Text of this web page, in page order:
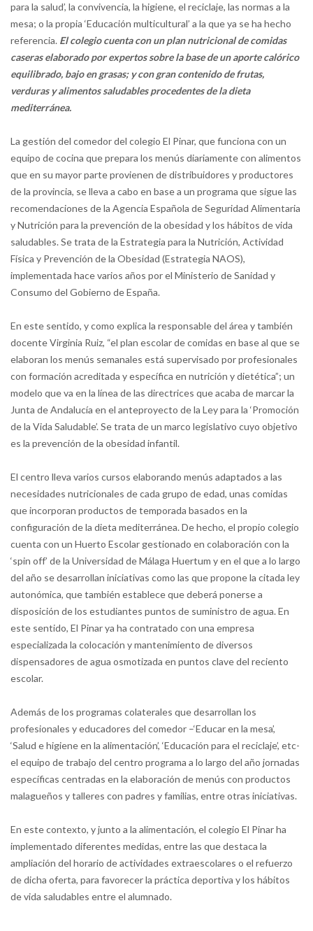
para la salud’, la convivencia, la higiene, el reciclaje, las normas a la
mesa; o la propia ‘Educación multicultural’ a la que ya se ha hecho
referencia. El colegio cuenta con un plan nutricional de comidas
caseras elaborado por expertos sobre la base de un aporte calórico
equilibrado, bajo en grasas; y con gran contenido de frutas,
verduras y alimentos saludables procedentes de la dieta
mediterránea.
La gestión del comedor del colegio El Pinar, que funciona con un
equipo de cocina que prepara los menús diariamente con alimentos
que en su mayor parte provienen de distribuidores y productores
de la provincia, se lleva a cabo en base a un programa que sigue las
recomendaciones de la Agencia Española de Seguridad Alimentaria
y Nutrición para la prevención de la obesidad y los hábitos de vida
saludables. Se trata de la Estrategia para la Nutrición, Actividad
Física y Prevención de la Obesidad (Estrategia NAOS),
implementada hace varios años por el Ministerio de Sanidad y
Consumo del Gobierno de España.
En este sentido, y como explica la responsable del área y también
docente Virginia Ruiz, “el plan escolar de comidas en base al que se
elaboran los menús semanales está supervisado por profesionales
con formación acreditada y específica en nutrición y dietética”; un
modelo que va en la línea de las directrices que acaba de marcar la
Junta de Andalucía en el anteproyecto de la Ley para la ‘Promoción
de la Vida Saludable’. Se trata de un marco legislativo cuyo objetivo
es la prevención de la obesidad infantil.
El centro lleva varios cursos elaborando menús adaptados a las
necesidades nutricionales de cada grupo de edad, unas comidas
que incorporan productos de temporada basados en la
configuración de la dieta mediterránea. De hecho, el propio colegio
cuenta con un Huerto Escolar gestionado en colaboración con la
‘spin off’ de la Universidad de Málaga Huertum y en el que a lo largo
del año se desarrollan iniciativas como las que propone la citada ley
autonómica, que también establece que deberá ponerse a
disposición de los estudiantes puntos de suministro de agua. En
este sentido, El Pinar ya ha contratado con una empresa
especializada la colocación y mantenimiento de diversos
dispensadores de agua osmotizada en puntos clave del reciento
escolar.
Además de los programas colaterales que desarrollan los
profesionales y educadores del comedor –‘Educar en la mesa’,
‘Salud e higiene en la alimentación’, ‘Educación para el reciclaje’, etc-
el equipo de trabajo del centro programa a lo largo del año jornadas
específicas centradas en la elaboración de menús con productos
malagueños y talleres con padres y familias, entre otras iniciativas.
En este contexto, y junto a la alimentación, el colegio El Pinar ha
implementado diferentes medidas, entre las que destaca la
ampliación del horario de actividades extraescolares o el refuerzo
de dicha oferta, para favorecer la práctica deportiva y los hábitos
de vida saludables entre el alumnado.